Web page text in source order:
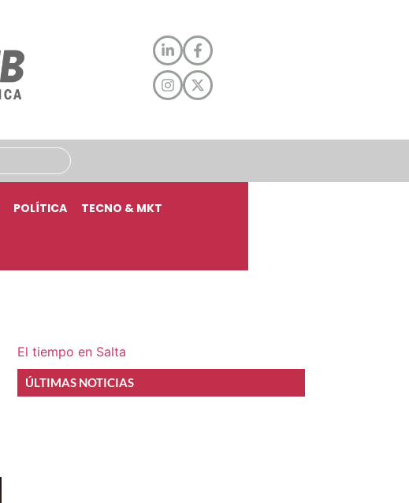
POLÍTICA TECNO & MKT
El tiempo en Salta
ÚLTIMAS NOTICIAS